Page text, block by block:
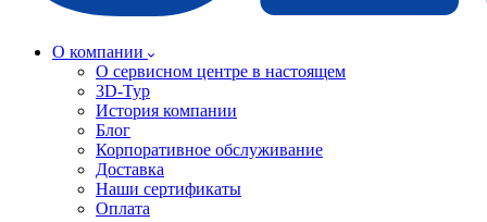
О компании
О сервисном центре в настоящем
3D-Тур
История компании
Блог
Корпоративное обслуживание
Доставка
Наши сертификаты
Оплата